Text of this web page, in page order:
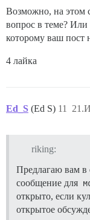
Возможно, на этом
вопрос в теме? Или
которому ваш пост
4 лайка
Ed_S (Ed S) 11
riking:
Предлагаю вам в
сообщение для
открыто, если
открытое